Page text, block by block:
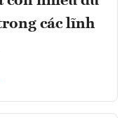
các lĩnh